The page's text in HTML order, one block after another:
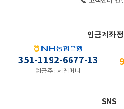
입금계좌
351-1192-6677-13
예금주 : 세레머니
SNS